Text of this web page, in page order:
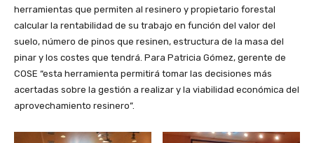
herramientas que permiten al resinero y propietario forestal
calcular la rentabilidad de su trabajo en función del valor del
suelo, número de pinos que resinen, estructura de la masa del
pinar y los costes que tendrá. Para Patricia Gómez, gerente de
COSE “esta herramienta permitirá tomar las decisiones más
acertadas sobre la gestión a realizar y la viabilidad económica del
aprovechamiento resinero”.